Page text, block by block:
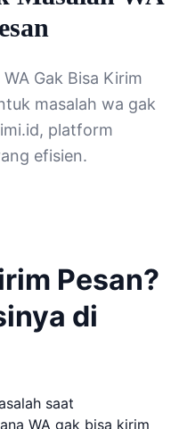
Gak Bisa Kirim
masalah wa gak
platform
efisien.
Pesan?
di
saat
WA gak bisa kirim